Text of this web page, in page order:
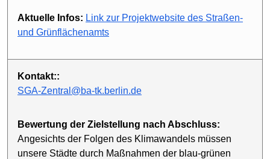
Aktuelle Infos: Link zur Projektwebsite des Straßen-
und Grünflächenamts
Kontakt::
SGA-Zentral@ba-tk.berlin.de
Bewertung der Zielstellung nach Abschluss:
Angesichts der Folgen des Klimawandels müssen
unsere Städte durch Maßnahmen der blau-grünen